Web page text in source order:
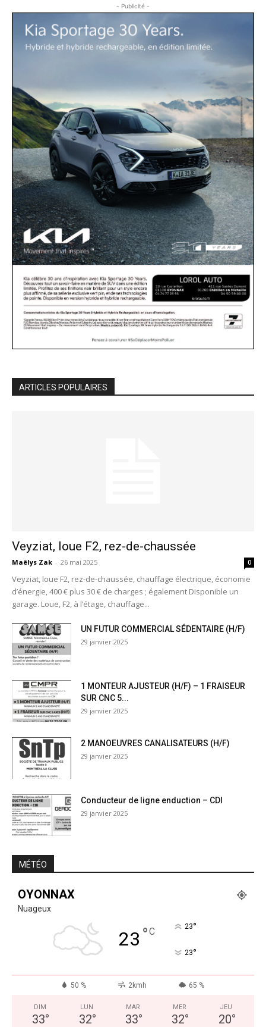
- Publicité -
ARTICLES POPULAIRES
Veyziat, loue F2, rez-de-chaussée
Maëlys Zak - 26 mai 2025 0
Veyziat, loue F2, rez-de-chaussée, chauffage électrique, économie
d’énergie, 400 € plus 30 € de charges ; également Disponible un
garage. Loue, F2, à l’étage, chauffage...
UN FUTUR COMMERCIAL SÉDENTAIRE (H/F)
29 janvier 2025
1 MONTEUR AJUSTEUR (H/F) – 1 FRAISEUR
SUR CNC 5...
29 janvier 2025
2 MANOEUVRES CANALISATEURS (H/F)
29 janvier 2025
Conducteur de ligne enduction – CDI
29 janvier 2025
MÉTÉO
OYONNAX
Nuageux
23 °C 23°
23°
50 % 2kmh 65 %
DIM
33°
LUN
32°
MAR
33°
MER
32°
JEU
20°